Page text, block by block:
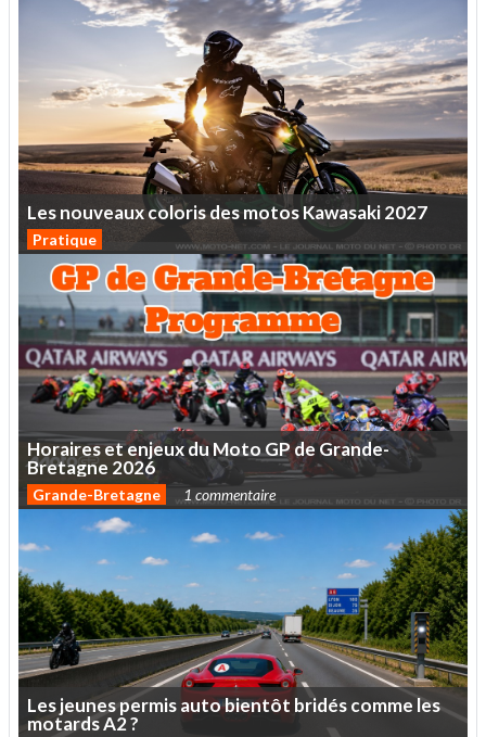
LesnouveauxcolorisdesmotosKawasaki2027
Pratique
HorairesetenjeuxduMotoGPdeGrande-
Bretagne 2026
Grande-Bretagne 1 commentaire
Lesjeunespermisautobientôt bridéscommeles
motardsA2?